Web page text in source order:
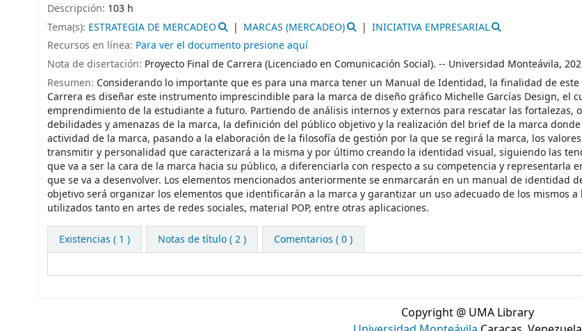
Descripción: 103 h
Tema(s): ESTRATEGIA DE MERCADEO MARCAS (MERCADEO)
INICIATIVA EMPRESARIAL
Recursos en línea: Para ver el documento presione aquí
Nota de disertación: Proyecto Final de Carrera (Licenciado en Comunicación Social). -- Universidad Monteávila,
Resumen: Considerando lo importante que es para una marca tener un Manual de Identidad, la finalidad de este
Carrera es diseñar este instrumento imprescindible para la marca de diseño gráfico Michelle Garcías Design, el
emprendimiento de la estudiante a futuro. Partiendo de análisis internos y externos para rescatar las fortalezas,
debilidades y amenazas de la marca, la definición del público objetivo y la realización del brief de la marca
actividad de la marca, pasando a la elaboración de la filosofía de gestión por la que se regirá la marca, los
transmitir y personalidad que caracterizará a la misma y por último creando la identidad visual, siguiendo las
que va a ser la cara de la marca hacia su público, a diferenciarla con respecto a su competencia y representarla
que se va a desenvolver. Los elementos mencionados anteriormente se enmarcarán en un manual de identidad
objetivo será organizar los elementos que identificarán a la marca y garantizar un uso adecuado de los mismos a
utilizados tanto en artes de redes sociales, material POP, entre otras aplicaciones.
Existencias ( 1 ) Notas de título ( 2 ) Comentarios ( 0 )
Copyright @ UMA Library